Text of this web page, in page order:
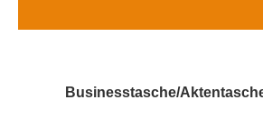
Businesstasche/